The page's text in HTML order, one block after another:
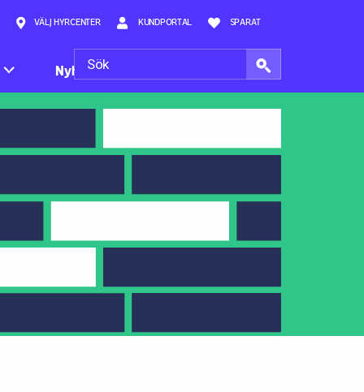
VÄLJ HYRCENTER KUNDPORTAL SPARAT
Nyheter